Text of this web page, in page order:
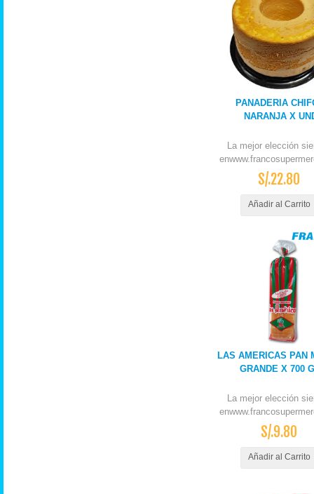
PANADERIA
NARANJA X
La mejor elección
S/.22.80
Añadir al Carrito
LAS AMERICAS PAN
GRANDE X 700
La mejor elección
S/.9.80
Añadir al Carrito